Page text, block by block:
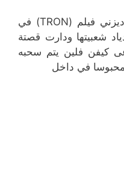
في سنة 1982 أنتجت شركة ديزني فيلم (TRON) في
شعبيتها ودارت قصتة
كيفن فلين يتم سحبه
محبوسا في داخل